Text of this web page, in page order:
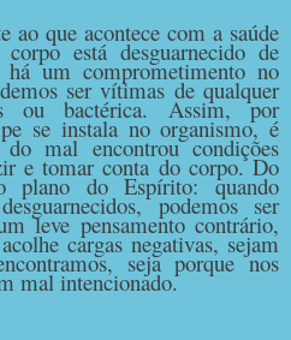
ao que acontece com a saúde
está desguarnecido de
um comprometimento no
ser vítimas de qualquer
ou bactérica. Assim, por
se instala no organismo, é
mal encontrou condições
e tomar conta do corpo. Do
plano do Espírito: quando
podemos ser
leve pensamento contrário,
cargas negativas, sejam
seja porque nos
mal intencionado.